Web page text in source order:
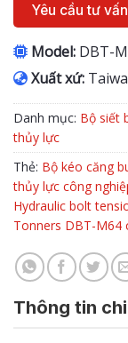
Yêu cầu tư vấn
Model: DBT-
Xuất xứ:
Danh mục: Bộ siết
thủy lực
Thẻ: Bộ kéo căng
thủy lực công
Hydraulic bolt
Tonners DBT-M64
Thông tin